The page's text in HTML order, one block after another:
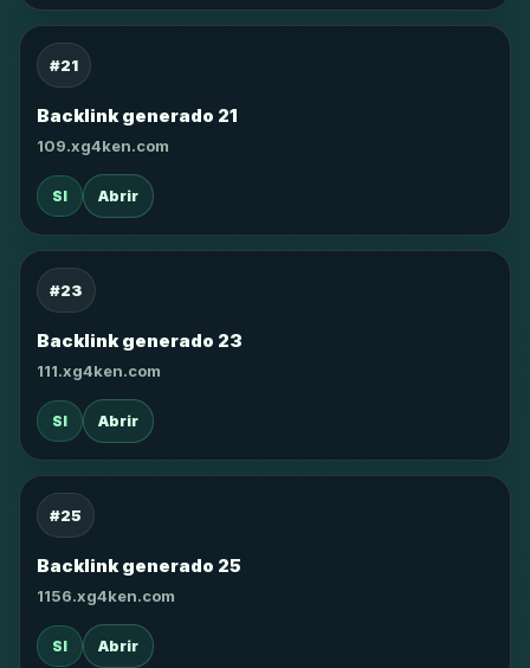
#21
Backlink generado 21
109.xg4ken.com
SI Abrir
#23
Backlink generado 23
111.xg4ken.com
SI Abrir
#25
Backlink generado 25
1156.xg4ken.com
SI Abrir